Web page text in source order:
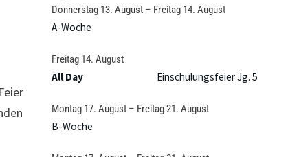
Donnerstag 13. August– Freitag 14. August
A-Woche
Freitag 14. August
All Day Einschulungsfeier Jg. 5
Montag 17. August– Freitag21. August
B-Woche